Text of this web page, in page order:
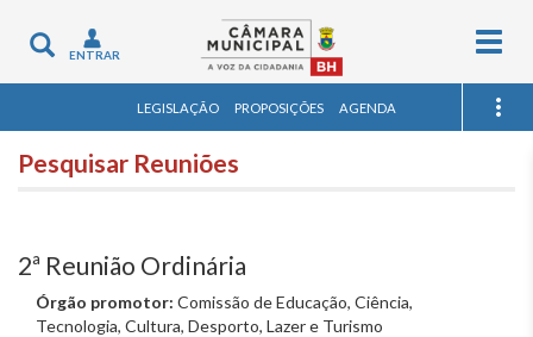
Toggle
navigation
ENTRAR
LEGISLAÇÃO PROPOSIÇÕES AGENDA
Pesquisar Reuniões
2ª Reunião Ordinária
Órgão promotor: Comissão de Educação, Ciência,
Tecnologia, Cultura, Desporto, Lazer e Turismo